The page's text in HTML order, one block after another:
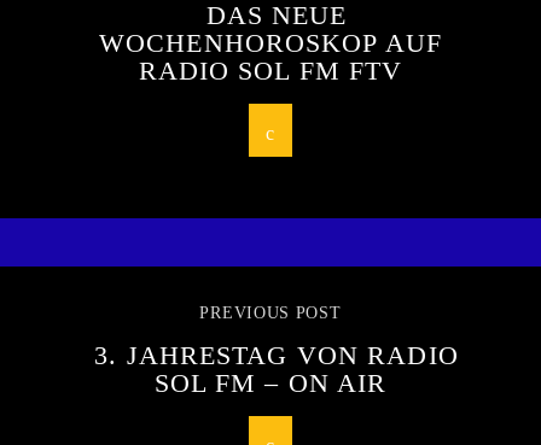
DAS NEUE
WOCHENHOROSKOP AUF
RADIO SOL FM FTV
PREVIOUS POST
3. JAHRESTAG VON RADIO
SOL FM – ON AIR